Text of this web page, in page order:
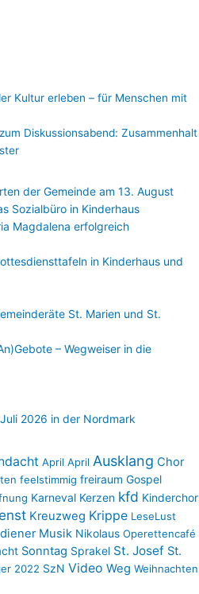
Kultur erleben – für Menschen mit
Diskussionsabend: Zusammenhalt
der Gemeinde am 13. August
Sozialbüro in Kinderhaus
Magdalena erfolgreich
in Kinderhaus und
St. Marien und St.
– Wegweiser in die
2026 in der Nordmark
April April Ausklang Chor
feelstimmig freiraum Gospel
Karneval Kerzen kfd Kinderchor
Kreuzweg Krippe LeseLust
Musik Nikolaus Operettencafé
Sonntag Sprakel St. Josef St.
2022 SzN Video Weg Weihnachten